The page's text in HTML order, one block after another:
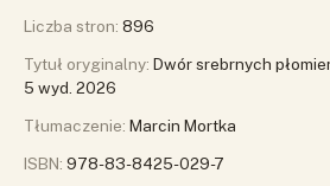
Liczba stron: 896
Tytuł oryginalny: Dwór srebrnych
5 wyd. 2026
Tłumaczenie: Marcin Mortka
ISBN: 978-83-8425-029-7